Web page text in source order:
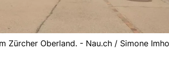
Zürcher Oberland. - Nau.ch / Simone